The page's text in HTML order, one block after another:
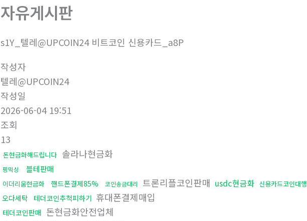
자유게시판
s1Y_텔레@UPCOIN24 비트코인 신용카드_a8P
작성자
텔레@UPCOIN24
작성일
2026-06-04 19:51
조회
13
돈현금화해드립니다 솔라나현금화
핑믹싱 블테판매
이더리움현금화 핸드폰결제85% 코인송금대리 트론리플코인판매 usdc현금화 신용카드코인대행
오다세탁 테더코인추척피하기 휴대폰결제매입
테더코인판매 돈현금화안전업체